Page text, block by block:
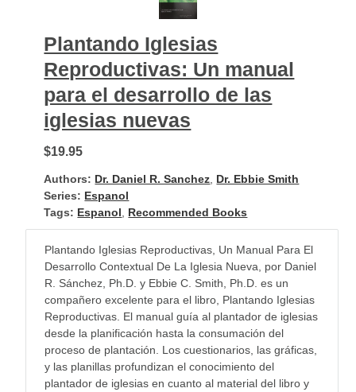
Plantando Iglesias
Reproductivas: Un manual
para el desarrollo de las
iglesias nuevas
$19.95
Authors: Dr. Daniel R. Sanchez Dr. Ebbie Smith
Series: Espanol
Tags: Espanol Recommended Books
Plantando Iglesias Reproductivas, Un Manual Para El
Desarrollo Contextual De La Iglesia Nueva, por Daniel
R. Sánchez, Ph.D. y Ebbie C. Smith, Ph.D. es un
compañero excelente para el libro, Plantando Iglesias
Reproductivas. El manual guía al plantador de iglesias
desde la planificación hasta la consumación del
proceso de plantación. Los cuestionarios, las gráficas,
y las planillas profundizan el conocimiento del
plantador de iglesias en cuanto al material del libro y